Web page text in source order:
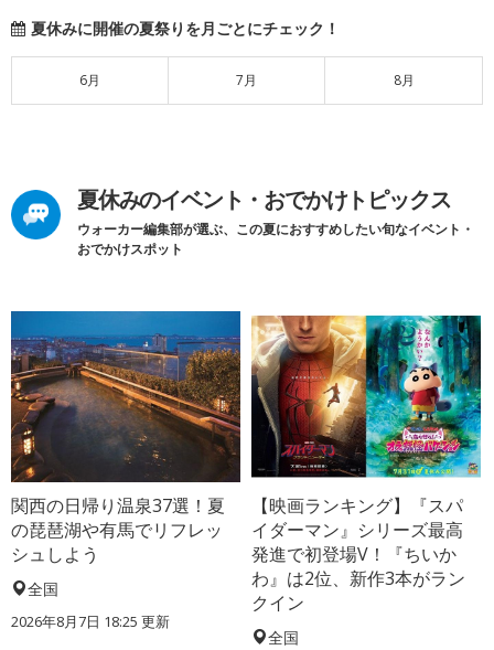
夏休みに開催の夏祭りを月ごとにチェック！
6月 7月 8月
夏休みのイベント・おでかけトピックス
ウォーカー編集部が選ぶ、この夏におすすめしたい旬なイベント・
おでかけスポット
関西の日帰り温泉37選！夏
の琵琶湖や有馬でリフレッ
シュしよう
全国
2026年8月7日 18:25 更新
【映画ランキング】『スパ
イダーマン』シリーズ最高
発進で初登場V！『ちいか
わ』は2位、新作3本がラン
クイン
全国